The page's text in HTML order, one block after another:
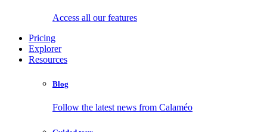
Access all our features
Pricing
Explorer
Resources
Blog
Follow the latest news from Calaméo